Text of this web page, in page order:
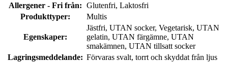
Allergener - Fri från: Glutenfri, Laktosfri
Produkttyper:
Multis
Egenskaper:
Jästfri, UTAN socker, Vegetarisk, UTAN
gelatin, UTAN färgämne, UTAN
smakämnen, UTAN tillsatt socker
Lagringsmeddelande: Förvaras svalt, torrt och skyddat från ljus